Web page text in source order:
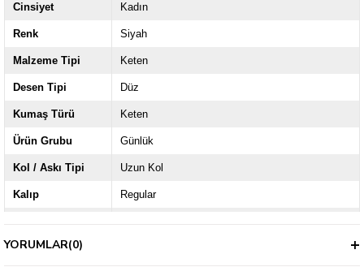
Cinsiyet Kadın
Renk Siyah
Malzeme Tipi Keten
Desen Tipi Düz
Kumaş Türü Keten
Ürün Grubu Günlük
Kol / Askı Tipi Uzun Kol
Kalıp Regular
YORUMLAR(0)